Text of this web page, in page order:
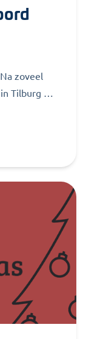
zoveel
Tilburg en